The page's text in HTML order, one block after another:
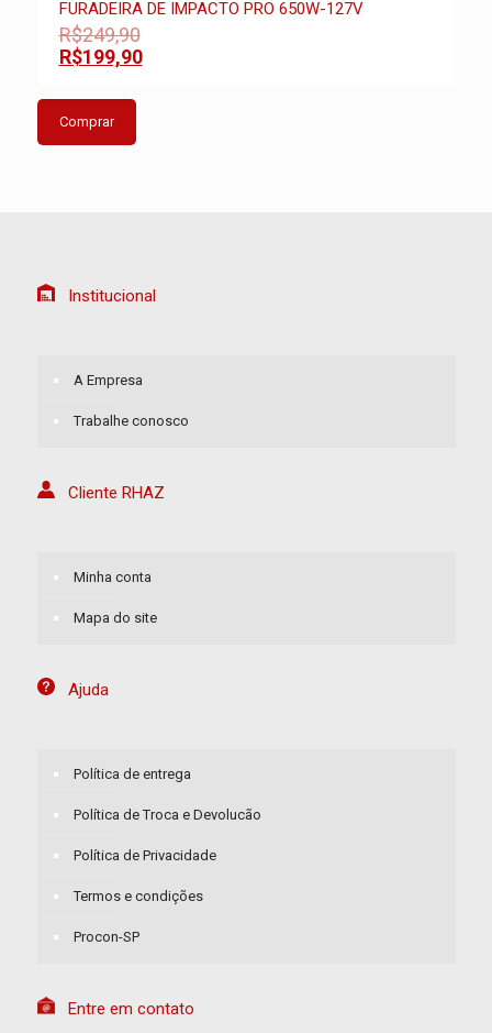
FURADEIRA DE IMPACTO PRO 650W-127V
R$249,90
R$199,90
Comprar
Institucional
A Empresa
Trabalhe conosco
Cliente RHAZ
Minha conta
Mapa do site
Ajuda
Política de entrega
Política de Troca e Devolucão
Política de Privacidade
Termos e condições
Procon-SP
Entre em contato